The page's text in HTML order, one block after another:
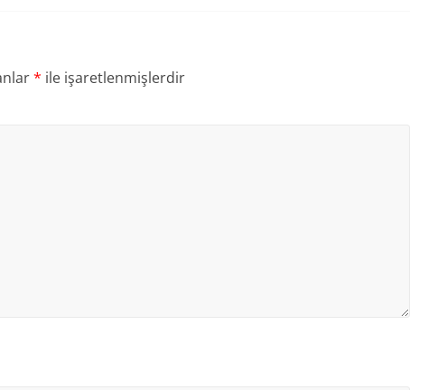
* ile işaretlenmişlerdir